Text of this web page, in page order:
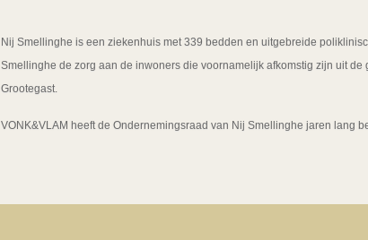
Nij Smellinghe is een ziekenhuis met 339 bedden en uitgebreide
Smellinghe de zorg aan de inwoners die voornamelijk afkomstig zijn uit
Grootegast.
VONK&VLAM heeft de Ondernemingsraad van Nij Smellinghe jaren lang